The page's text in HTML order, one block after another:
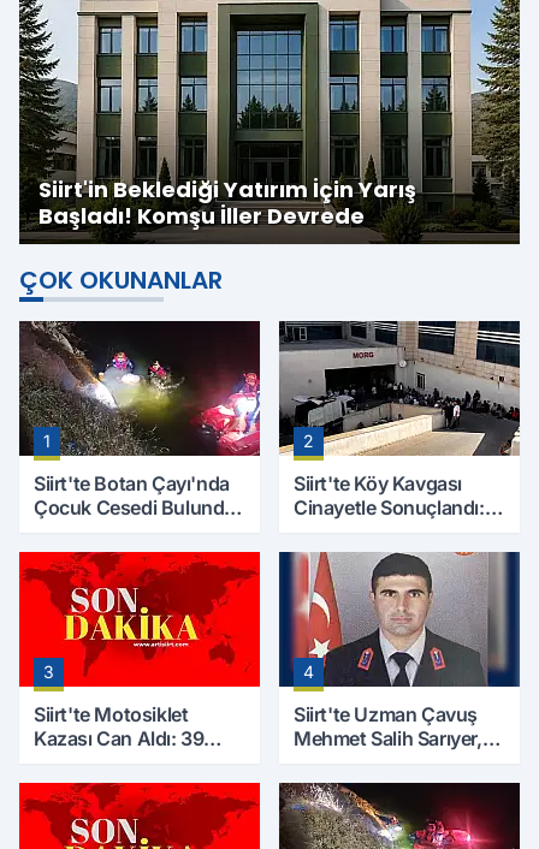
Siirt'in Beklediği Yatırım İçin Yarış
Başladı! Komşu İller Devrede
ÇOK OKUNANLAR
1
Siirt'te Botan Çayı'nda
Çocuk Cesedi Bulundu:
Çalışmaları Başlıyor
2
Siirt'te Köy Kavgası
Cinayetle Sonuçlandı:
Kaybetti
3
Siirt'te Motosiklet
Kazası Can Aldı: 39
Hayatını Kaybetti
4
Siirt'te Uzman Çavuş
Mehmet Salih Sarıyer,